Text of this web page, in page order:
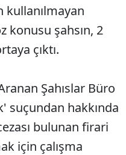
konusu şahsın, 2
çıktı.
Şahıslar Büro
suçundan hakkında
bulunan firari
için çalışma